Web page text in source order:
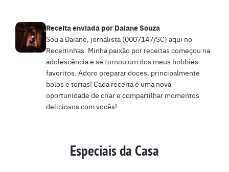
Receita enviada por Daiane Souza
Sou a Daiane, jornalista (0007147/SC) aqui no
Receitinhas. Minha paixão por receitas começou na
adolescência e se tornou um dos meus hobbies
favoritos. Adoro preparar doces, principalmente
bolos e tortas! Cada receita é uma nova
oportunidade de criar e compartilhar momentos
deliciosos com vocês!
Especiais da Casa